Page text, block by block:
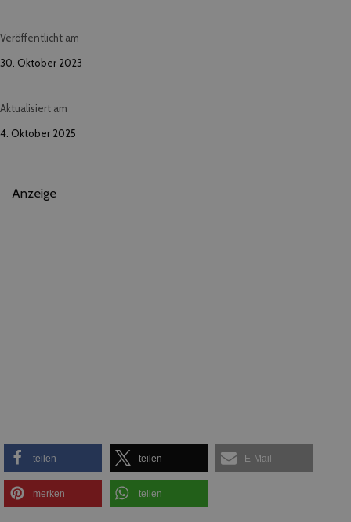
Veröffentlicht am
30. Oktober 2023
Aktualisiert am
4. Oktober 2025
Anzeige
teilen teilen E-Mail
merken teilen